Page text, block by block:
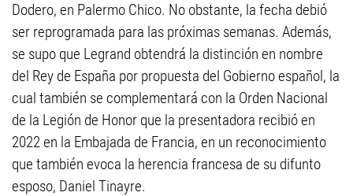
Dodero, en Palermo Chico. No obstante, la fecha debió
ser reprogramada para las próximas semanas. Además,
se supo que Legrand obtendrá la distinción en nombre
del Rey de España por propuesta del Gobierno español, la
cual también se complementará con la Orden Nacional
de la Legión de Honor que la presentadora recibió en
2022 en la Embajada de Francia, en un reconocimiento
que también evoca la herencia francesa de su difunto
esposo, Daniel Tinayre.